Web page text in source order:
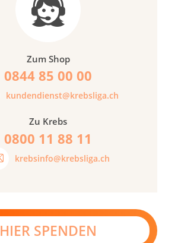
Zum Shop
0844 85 00 00
kundendienst@krebsliga.ch
Zu Krebs
0800 11 88 11
krebsinfo@krebsliga.ch
HIER SPENDEN